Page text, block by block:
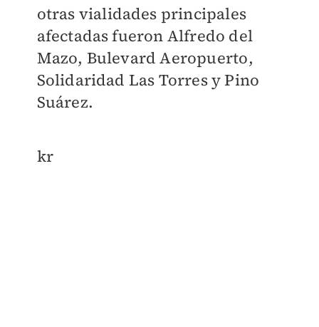
otras vialidades principales
afectadas fueron Alfredo del
Mazo, Bulevard Aeropuerto,
Solidaridad Las Torres y Pino
Suárez.
kr